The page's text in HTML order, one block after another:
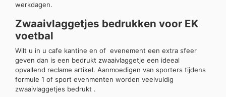
werkdagen.
Zwaaivlaggetjes bedrukken voor EK
voetbal
Wilt u in u cafe kantine en of evenement een extra sfeer
geven dan is een bedrukt zwaaivlaggetje een ideeal
opvallend reclame artikel. Aanmoedigen van sporters tijdens
formule 1 of sport evenmenten worden veelvuldig
zwaaivlaggetjes bedrukt .